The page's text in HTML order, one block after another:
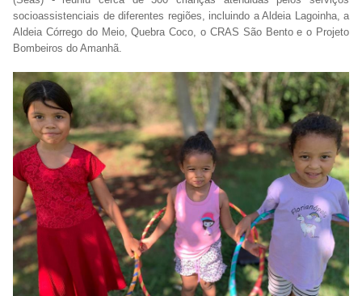
socioassistenciais de diferentes regiões, incluindo a Aldeia Lagoinha, a
Aldeia Córrego do Meio, Quebra Coco, o CRAS São Bento e o Projeto
Bombeiros do Amanhã.